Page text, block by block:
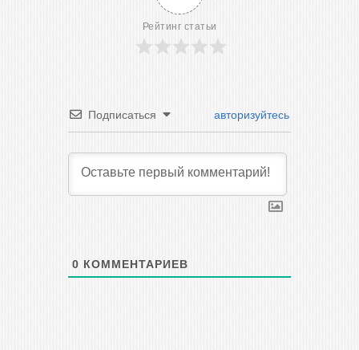
Рейтинг статьи
Подписаться авторизуйтесь
0 КОММЕНТАРИЕВ